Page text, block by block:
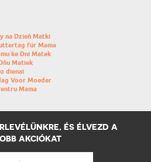
na Dzień Matki
für Mama
ke Dni Matek
Matiek
dienai
Voor Moeder
Mama
ÉS ÉLVEZD A
AKCIÓKAT